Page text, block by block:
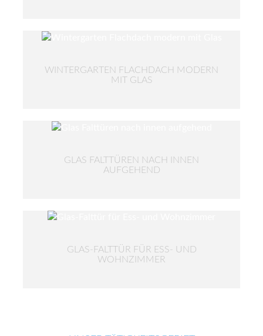
WINTERGARTEN FLACHDACH MODERN
MIT GLAS
GLAS FALTTÜREN NACH INNEN
AUFGEHEND
GLAS-FALTTÜR FÜR ESS- UND
WOHNZIMMER